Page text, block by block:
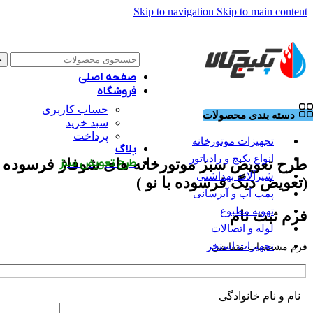
Skip to navigation Skip to main content
دسته بندی محصولات
تجهیزات موتورخانه
انواع پکیج و رادیاتور
شیرآلات بهداشتی
پمپ آب و آبرسانی
تهویه مطبوع
لوله و اتصالات
تجهیزات استخر
صفحه اصلی
فروشگاه
حساب کاربری
سبد خرید
پرداخت
بلاگ
طرح تعویض سبز
طرح تعویض سبز موتورخانه های شوفاژ فرسوده
(تعویض دیگ فرسوده با نو )
فرم ثبت نام
فرم مشخصات متقاضی
نام و نام خانوادگی